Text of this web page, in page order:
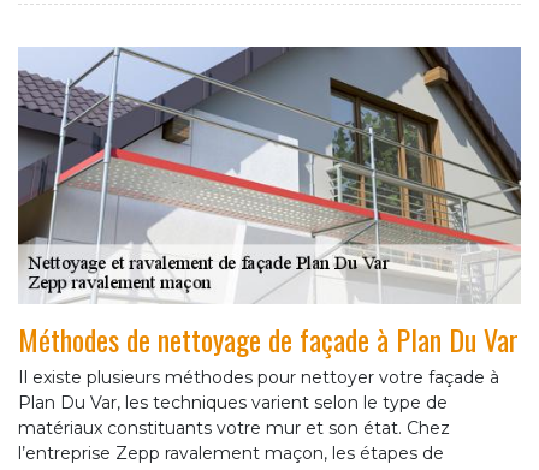
Méthodes de nettoyage de façade à Plan Du Var
Il existe plusieurs méthodes pour nettoyer votre façade à
Plan Du Var, les techniques varient selon le type de
matériaux constituants votre mur et son état. Chez
l’entreprise Zepp ravalement maçon, les étapes de